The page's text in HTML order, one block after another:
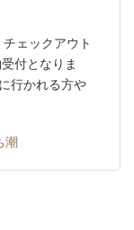
ェックアウト
付となりま
行かれる方や
潮